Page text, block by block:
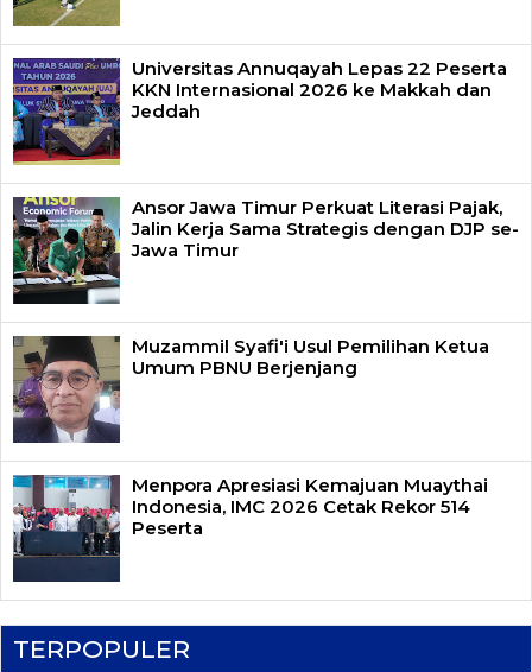
Universitas Annuqayah Lepas 22 Peserta
KKN Internasional 2026 ke Makkah dan
Jeddah
Ansor Jawa Timur Perkuat Literasi Pajak,
Jalin Kerja Sama Strategis dengan DJP se-
Jawa Timur
Muzammil Syafi'i Usul Pemilihan Ketua
Umum PBNU Berjenjang
Menpora Apresiasi Kemajuan Muaythai
Indonesia, IMC 2026 Cetak Rekor 514
Peserta
TERPOPULER